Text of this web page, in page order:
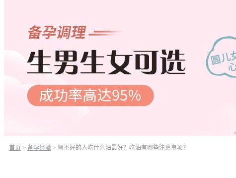
首页 > 备孕经验 > 肾不好的人吃什么油最好？吃油有哪些注意事项？